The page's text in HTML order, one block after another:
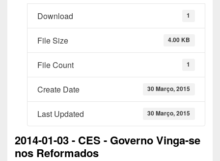
Download 1
File Size 4.00 KB
File Count 1
Create Date 30 Março, 2015
Last Updated 30 Março, 2015
2014-01-03 - CES - Governo Vinga-se
nos Reformados